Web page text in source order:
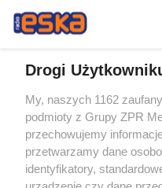
Żaden utwór zamieszczony w
rozpowszechniany lub dalej
tym także elektroniczny lub
eksploatacji w jakiejkolwiek
Internecie bez pisemnej zgody
wykorzystanie utworów w
tzn. bez właściwej zgody, jest
Drogi
My, naszych 1162
podmioty z Grupy ZPR
przechowujemy
przetwarzamy dane
identyfikatory,
urządzenie czy dane